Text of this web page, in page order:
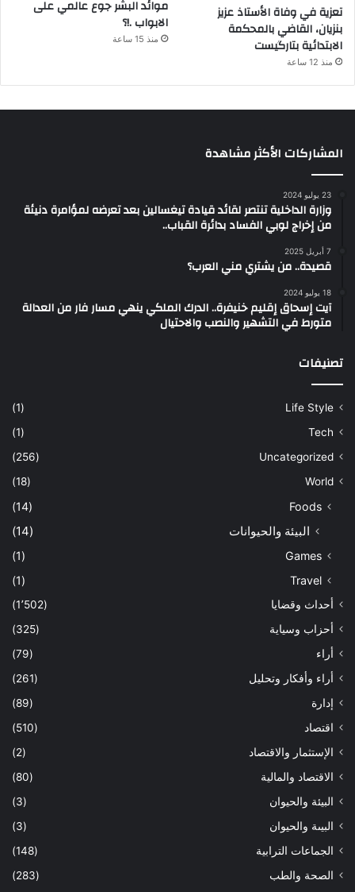
تعزية في وفاة الأستاذ عزيز
بنزيان، القاضي بالمحكمة
الابتدائية بتارگيست
منذ 12 ساعة
موائد البشر جوع عالمي على
الابواب .!؟
منذ 15 ساعة
المشاركات الأكثر مشاهدة
23 يوليو 2024
وزارة الداخلية تنتصر لقائد قيادة تيغسالين بعد تعرضه لمؤامرة دنيئة
من إخراج لوبي الفساد بدائرة القباب..
7 أبريل 2025
قصيدة.. من يشتري مني العرب؟
18 يوليو 2024
آيت إسحاق إقليم خنيفرة.. الدرك الملكي ينهي مسار فار من العدالة
متورط في التشهير والنصب والاحتيال
تصنيفات
Life Style
(1)
Tech
(1)
Uncategorized
(256)
World
(18)
Foods
(14)
البيئة والحيوانات (14)
Games
(1)
Travel
(1)
أحداث وقضايا
(1٬502)
أحزاب وسياية
(325)
أراء
(79)
أراء وأفكار وتحليل
(261)
إدارة
(89)
اقتصاد
(510)
الإستثمار والاقتصاد
(2)
الاقتصاد والمالية
(80)
البيئة والحيوان
(3)
البيىة والحيوان
(3)
الجماعات الترابية
(148)
الصحة والطب
(283)